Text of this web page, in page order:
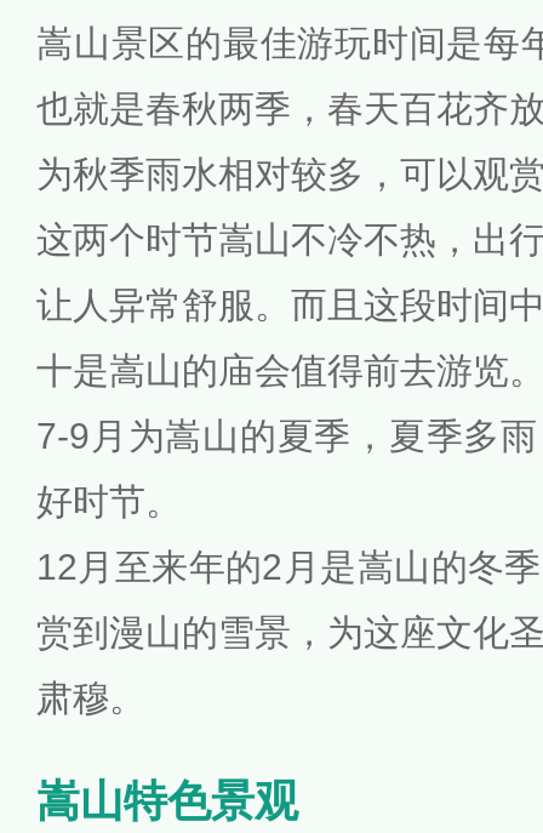
嵩山景区的最佳游玩时间是每
也就是春秋两季，春天百花齐
为秋季雨水相对较多，可以观
这两个时节嵩山不冷不热，出
让人异常舒服。而且这段时间
十是嵩山的庙会值得前去游览
7-9月为嵩山的夏季，夏季多
好时节。
12月至来年的2月是嵩山的冬
赏到漫山的雪景，为这座文化
肃穆。
嵩山特色景观